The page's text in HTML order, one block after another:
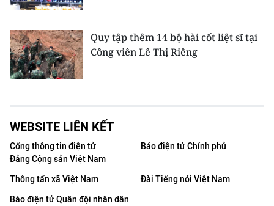
Quy tập thêm 14 bộ hài cốt liệt sĩ tại
Công viên Lê Thị Riêng
WEBSITE LIÊN KẾT
Cổng thông tin điện tử
Đảng Cộng sản Việt Nam
Báo điện tử Chính phủ
Thông tấn xã Việt Nam
Đài Tiếng nói Việt Nam
Báo điện tử Quân đội nhân dân